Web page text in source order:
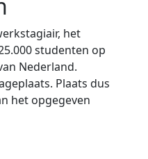
het
studenten op
Nederland.
Plaats dus
het opgegeven